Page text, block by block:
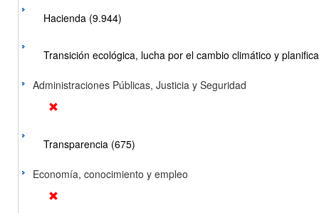
Hacienda (9.944)
Transición ecológica, lucha por el cambio climático y
Administraciones Públicas, Justicia y Seguridad
Transparencia (675)
Economía, conocimiento y empleo